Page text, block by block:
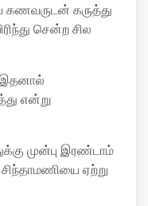
கருத்து
சென்ற சில
இதனால்
என்று
முன்பு இரண்டாம்
ஏற்று